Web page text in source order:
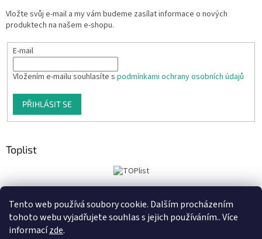
Tento web používá soubory cookie. Dalším procházením
tohoto webu vyjadřujete souhlas s jejich používáním.. Více
informacízde.
Vložte svůj e-mail a my vám budeme zasílat informace o nových
produktech na našem e-shopu.
E-mail
Vložením e-mailu souhlasíte s podmínkami ochrany osobních údajů
PŘIHLÁSIT SE
Toplist
Tiskoteka.cz Krowki.cz Cedule-Cedulky.cz